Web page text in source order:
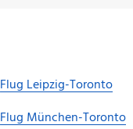
Flug Leipzig-Toronto
Flug München-Toronto